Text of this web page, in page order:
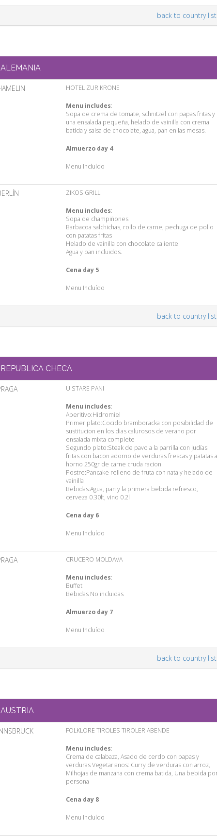
back to country list
ALEMANIA
HOTEL ZUR KRONE
Menu includes:
Sopa de crema de tomate, schnitzel con papas fritas y
una ensalada pequeña, helado de vainilla con crema
batida y salsa de chocolate, agua, pan en las mesas.
Almuerzo day 4
Menu Incluído
ZIKOS GRILL
Menu includes:
Sopa de champiñones
Barbacoa salchichas, rollo de carne, pechuga de pollo
con patatas fritas
Helado de vainilla con chocolate caliente
Agua y pan incluidos.
Cena day 5
Menu Incluído
back to country list
REPUBLICA CHECA
U STARE PANI
Menu includes:
Aperitivo:Hidromiel
Primer plato:Cocido bramboracka con posibilidad de
sustitucion en los dias calurosos de verano por
ensalada mixta complete
Segundo plato:Steak de pavo a la parrilla con judías
fritas con bacon adorno de verduras frescas y patatas
horno 250gr de carne cruda racion
Postre:Pancake relleno de fruta con nata y helado de
vainilla
Bebidas:Agua, pan y la primera bebida refresco,
cerveza 0.30lt, vino 0.2l
Cena day 6
Menu Incluído
CRUCERO MOLDAVA
Menu includes:
Buffet
Bebidas No incluidas
Almuerzo day 7
Menu Incluído
back to country list
AUSTRIA
FOLKLORE TIROLES TIROLER ABENDE
Menu includes:
Crema de calabaza, Asado de cerdo con papas y
verduras Vegetarianos: Curry de verduras con arroz,
Milhojas de manzana con crema batida, Una bebida
persona
Cena day 8
Menu Incluído